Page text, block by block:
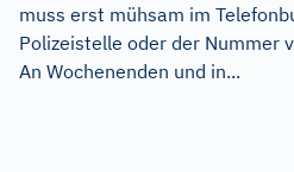
muss erst mühsam im
Polizeistelle oder der Nummer
An Wochenenden und in...